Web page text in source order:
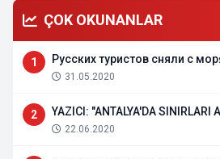
ÇOK OKUNANLAR
1 Русских туристов сняли с
31.05.2020
2 YAZICI: "ANTALYA'DA SINIRLARI
22.06.2020